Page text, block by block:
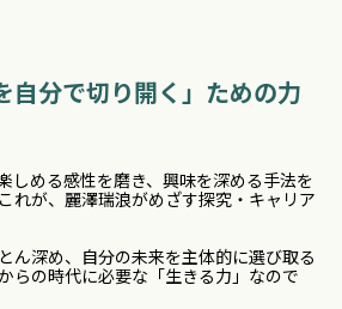
自分で切り開く」ための力
しめる感性を磨き、興味を深める手法を
れが、麗澤瑞浪がめざす探究・キャリア
ん深め、自分の未来を主体的に選び取る
らの時代に必要な「生きる力」なので